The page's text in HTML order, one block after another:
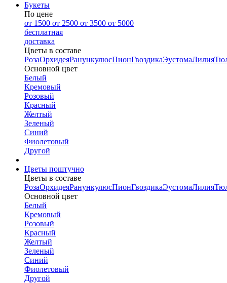
Букеты
По цене
от 1500 от 2500 от 3500 от 5000
бесплатная
доставка
Цветы в составе
РозаОрхидеяРанункулюсПионГвоздикаЭустомаЛилия
Основной цвет
Белый
Кремовый
Розовый
Красный
Желтый
Зеленый
Синий
Фиолетовый
Другой
Цветы поштучно
Цветы в составе
РозаОрхидеяРанункулюсПионГвоздикаЭустомаЛилия
Основной цвет
Белый
Кремовый
Розовый
Красный
Желтый
Зеленый
Синий
Фиолетовый
Другой